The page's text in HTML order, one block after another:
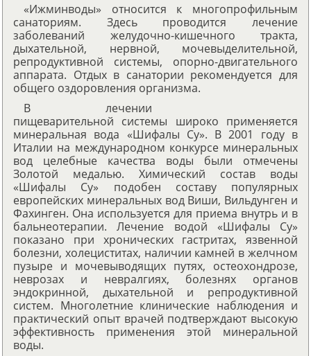
«Ижминводы» относится к многопрофильным
санаториям. Здесь проводится лечение
заболеваний желудочно-кишечного тракта,
дыхательной, нервной, мочевыделительной,
репродуктивной системы, опорно-двигательного
аппарата. Отдых в санатории рекомендуется для
общего оздоровления организма.
В лечении
пищеварительной системы широко применяется
минеральная вода «Шифалы Су». В 2001 году в
Италии на международном конкурсе минеральных
вод целебные качества воды были отмечены
Золотой медалью. Химический состав воды
«Шифалы Су» подобен составу популярных
европейских минеральных вод Виши, Вильдунген и
Фахинген. Она используется для приема внутрь и в
бальнеотерапии. Лечение водой «Шифалы Су»
показано при хронических гастритах, язвенной
болезни, холециститах, наличии камней в желчном
пузыре и мочевыводящих путях, остеохондрозе,
неврозах и невралгиях, болезнях органов
эндокринной, дыхательной и репродуктивной
систем. Многолетние клинические наблюдения и
практический опыт врачей подтверждают высокую
эффективность применения этой минеральной
воды.